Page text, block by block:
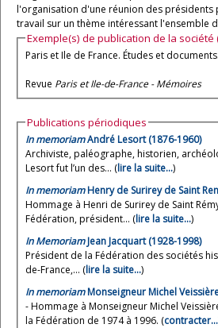
l'organisation d'une réunion des présidents
travail sur un thème intéressant l'ensemble
Exemple(s) de publication de la
Paris et Ile de France. Études et documents.
Revue Paris et Ile-de-France - Mémoires
Publications périodiques
In memoriamAndré Lesort (1876-1960)
Archiviste, paléographe, historien,
Lesort fut l’un des... (lire la suite…)
In memoriamHenry de Surirey de Saint
Hommage à Henri de Surirey de Saint
Fédération, président... (lire la suite…)
In MemoriamJean Jacquart (1928-1998)
Président de la Fédération des sociétés
de-France,... (lire la suite…)
In memoriamMonseigneur Michel
- Hommage à Monseigneur Michel
la Fédération de 1974 à 1996. (contracter…